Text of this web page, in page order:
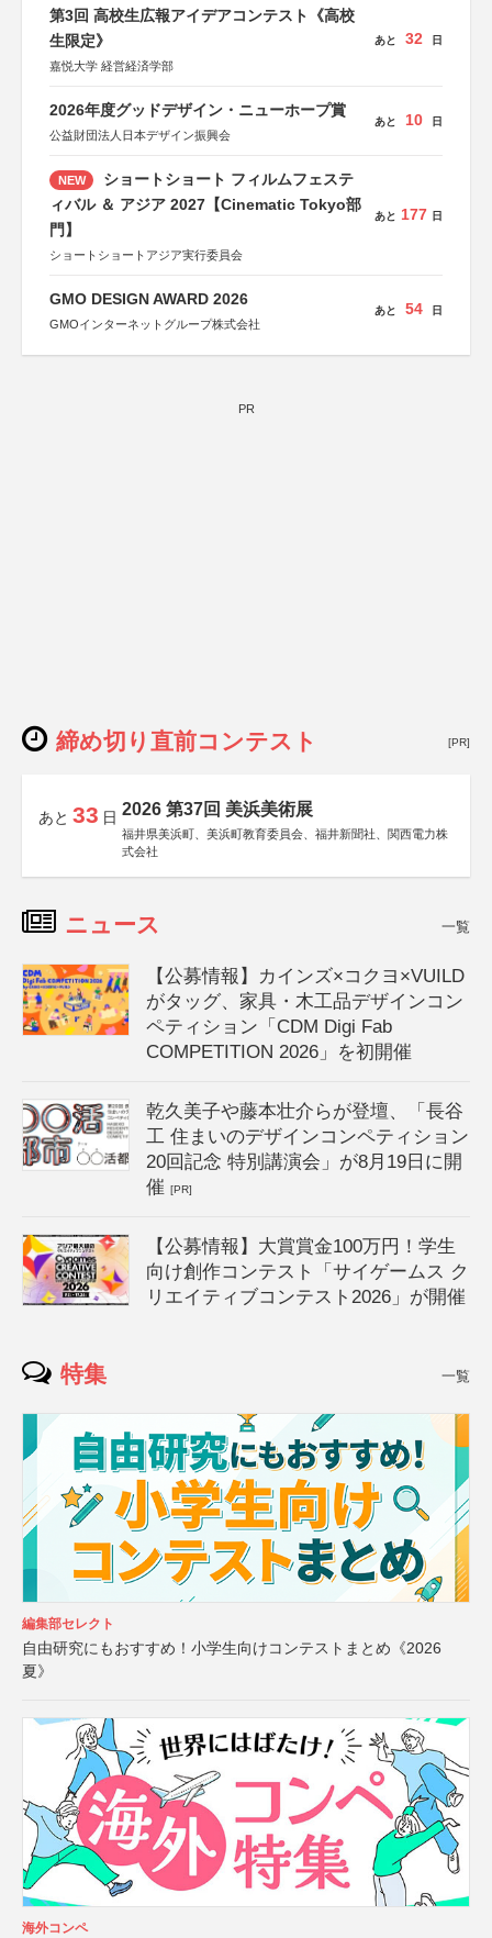
協力：読売新聞社
後援：厚生労働省
文部科学省
日本経済団体連合会
「“よい仕事おこし”フェア」実行委員会
関西文化学術研究都市推進機構
東京難病団体連絡協議会
第3回 高校生広報アイデアコンテスト《高校
生限定》
嘉悦大学 経営経済学部
あと 32 日
2026年度グッドデザイン・ニューホープ賞
公益財団法人日本デザイン振興会
あと 10 日
NEW
ショートショート フィルムフェステ
ィバル ＆ アジア 2027【Cinematic Tokyo部
門】
ショートショートアジア実行委員会
あと 177 日
GMO DESIGN AWARD 2026
GMOインターネットグループ株式会社
あと 54 日
PR
締め切り直前コンテスト [PR]
あと 33 日 2026 第37回 美浜美術展
福井県美浜町、美浜町教育委員会、福井新聞社、関西電力株
式会社
ニュース 一覧
【公募情報】カインズ×コクヨ×VUILD
がタッグ、家具・木工品デザインコン
ペティション「CDM Digi Fab
COMPETITION 2026」を初開催
乾久美子や藤本壮介らが登壇、「長谷
工 住まいのデザインコンペティション
20回記念 特別講演会」が8月19日に開
催[PR]
【公募情報】大賞賞金100万円！学生
向け創作コンテスト「サイゲームス ク
リエイティブコンテスト2026」が開催
特集 一覧
編集部セレクト
自由研究にもおすすめ！小学生向けコンテストまとめ《2026
夏》
海外コンペ